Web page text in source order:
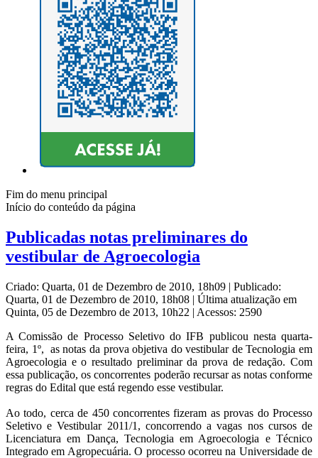
Fim do menu principal
Início do conteúdo da página
Publicadas notas preliminares do
vestibular de Agroecologia
Criado: Quarta, 01 de Dezembro de 2010, 18h09 | Publicado:
Quarta, 01 de Dezembro de 2010, 18h08 | Última atualização em
Quinta, 05 de Dezembro de 2013, 10h22 | Acessos: 2590
A Comissão de Processo Seletivo do IFB publicou nesta quarta-
feira, 1º, as notas da prova objetiva do vestibular de Tecnologia em
Agroecologia e o resultado preliminar da prova de redação. Com
essa publicação, os concorrentes poderão recursar as notas conforme
regras do Edital que está regendo esse vestibular.
Ao todo, cerca de 450 concorrentes fizeram as provas do Processo
Seletivo e Vestibular 2011/1, concorrendo a vagas nos cursos de
Licenciatura em Dança, Tecnologia em Agroecologia e Técnico
Integrado em Agropecuária. O processo ocorreu na Universidade de